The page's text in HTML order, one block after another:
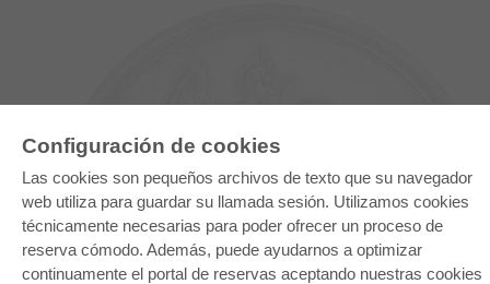
Configuración de cookies
Las cookies son pequeños archivos de texto que su navegador
web utiliza para guardar su llamada sesión. Utilizamos cookies
técnicamente necesarias para poder ofrecer un proceso de
reserva cómodo. Además, puede ayudarnos a optimizar
continuamente el portal de reservas aceptando nuestras cookies
E-COLLECTION